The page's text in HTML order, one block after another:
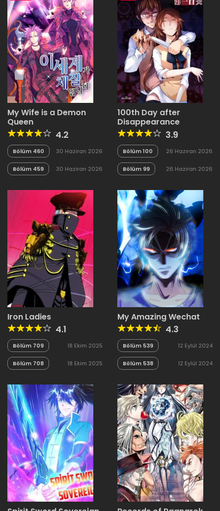
My Wife is a Demon
Queen
4.2
Bölüm 460 30 Haziran 2026
Bölüm 459 30 Haziran 2026
100th Day after
Disappearance
3.9
Bölüm 100 26 Haziran 2026
Bölüm 99 26 Haziran 2026
Iron Ladies
4.1
Bölüm 709 18 Ekim 2025
Bölüm 708 18 Ekim 2025
My Amazing Wechat
4.3
Bölüm 539 12 Eylül 2024
Bölüm 538 12 Eylül 2024